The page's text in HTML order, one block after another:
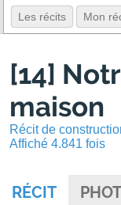
Les récits Mon
[14]
maison
Récit de
Affiché 4.841 fois
RÉCIT